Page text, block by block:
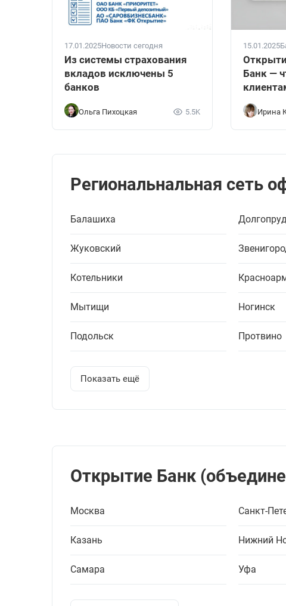
17.01.2025Новости сегодня
Из системы страхования
вкладов исключены 5
банков
Ольга Пихоцкая 5.5K
15.01.2025
Банк —
Ирина
Региональнальная сеть
Балашиха
Жуковский
Котельники
Мытищи Ногинск
Подольск Протвино
Показать ещё
Открытие Банк
Москва Санкт-
Казань Нижний
Самара Уфа